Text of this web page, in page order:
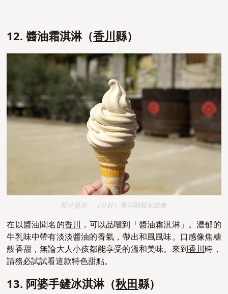
12. 醬油霜淇淋（香川縣）
照片提供：（公社）香川縣觀光協會
在以醬油聞名的香川，可以品嚐到「醬油霜淇淋」。濃郁的
牛乳味中帶有淡淡醬油的香氣，帶出和風風味。口感像焦糖
般香甜，無論大人小孩都能享受的溫和美味。來到香川時，
請務必試試看這款特色甜點。
13. 阿婆手鏟冰淇淋（秋田縣）